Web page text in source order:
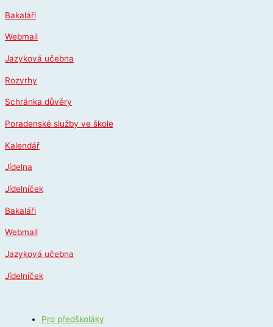
na
obsah
Bakaláři
Webmail
Jazyková učebna
Rozvrhy
Schránka důvěry
Poradenské služby ve škole
Kalendář
Jídelna
Jídelníček
Bakaláři
Webmail
Jazyková učebna
Jídelníček
Pro předškoláky